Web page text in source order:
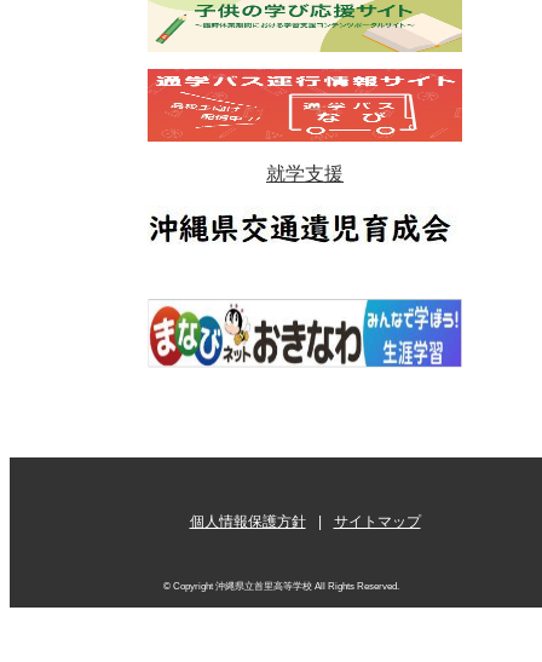
就学支援
個人情報保護方針 サイトマップ
© Copyright 沖縄県立首里高等学校 All Rights Reserved.